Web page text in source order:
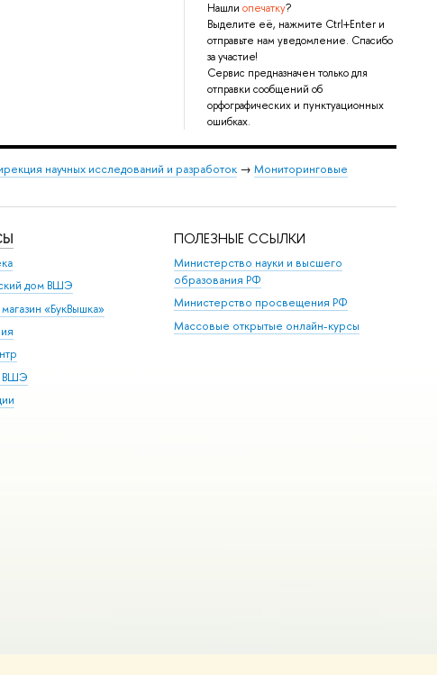
Нашли опечатку?
Выделите её, нажмите Ctrl+Enter и
отправьте нам уведомление. Спасибо
за участие!
Сервис предназначен только для
отправки сообщений об
орфографических и пунктуационных
ошибках.
научных исследований и разработок→ Мониторинговые
дом ВШЭ
«БукВышка»
ВШЭ
ПОЛЕЗНЫЕ ССЫЛКИ
Министерство науки и высшего
образования РФ
Министерство просвещения РФ
Массовые открытые онлайн-курсы